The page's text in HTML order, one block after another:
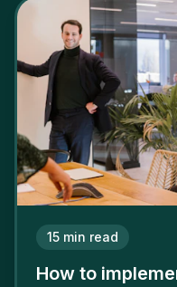
15 min read
How to